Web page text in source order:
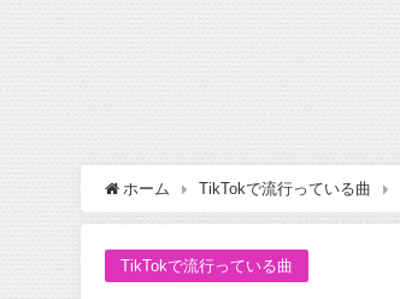
ホーム TikTokで流行っている曲
TikTokで流行っている曲